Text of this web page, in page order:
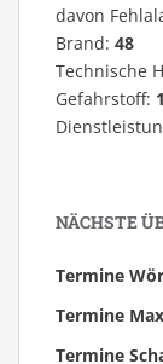
davon
Brand: 48
Technische
Gefahrstoff: 1
NÄCHSTE
Termine
Termine
Termine